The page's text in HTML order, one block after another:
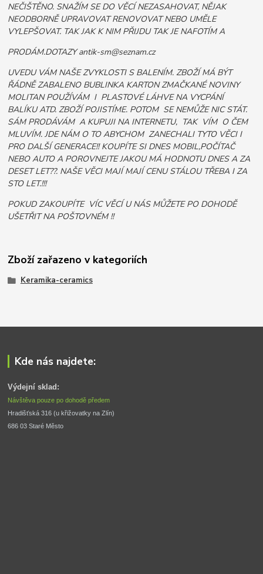
NEČIŠTĚNO. SNAŽÍM SE DO VĚCÍ NEZASAHOVAT, NĚJAK
NEODBORNĚ UPRAVOVAT RENOVOVAT NEBO UMĚLE
VYLEPŠOVAT. TAK JAK K NIM PŘIJDU TAK JE NAFOTÍM A
PRODÁM.DOTAZY antik-sm@seznam.cz
UVEDU VÁM NAŠE ZVYKLOSTI S BALENÍM. ZBOŽÍ MÁ BÝT
ŘÁDNĚ ZABALENO BUBLINKA KARTON ZMAČKANÉ NOVINY
MOLITAN POUŽÍVÁM I PLASTOVÉ LÁHVE NA VYCPÁNÍ
BALÍKU ATD. ZBOŽÍ POJISTÍME. POTOM SE NEMŮŽE NIC STÁT.
SÁM PRODÁVÁM A KUPUJI NA INTERNETU, TAK VÍM O ČEM
MLUVÍM. JDE NÁM O TO ABYCHOM ZANECHALI TYTO VĚCI I
PRO DALŠÍ GENERACE!! KOUPÍTE SI DNES MOBIL,POČÍTAČ
NEBO AUTO A POROVNEJTE JAKOU MÁ HODNOTU DNES A ZA
DESET LET??. NAŠE VĚCI MAJÍ MAJÍ CENU STÁLOU TŘEBA I ZA
STO LET.!!!
POKUD ZAKOUPÍTE VÍC VĚCÍ U NÁS MŮŽETE PO DOHODĚ
UŠETŘIT NA POŠTOVNÉM !!
Zboží zařazeno v kategoriích
Keramika-ceramics
Kde nás najdete:
Výdejní sklad:
Návštěva pouze po dohodě předem
Hradišťská 316 (u křižovatky na Zlín)
686 03 Staré Město